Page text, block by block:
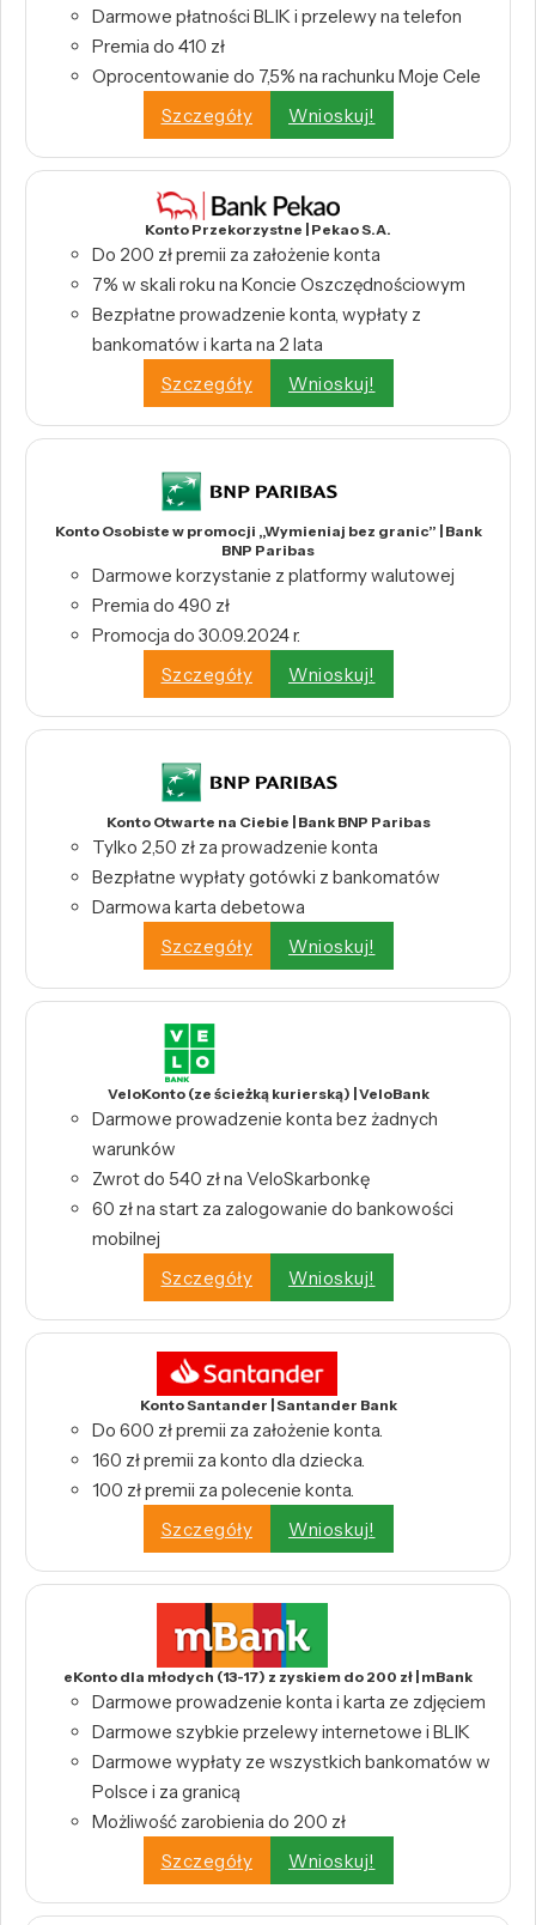
Darmowe płatności BLIK i przelewy na telefon
Premia do 410 zł
Oprocentowanie do 7,5% na rachunku Moje Cele
Szczegóły
Wnioskuj!
Konto Przekorzystne | Pekao S.A.
Do 200 zł premii za założenie konta
7% w skali roku na Koncie Oszczędnościowym
Bezpłatne prowadzenie konta, wypłaty z
bankomatów i karta na 2 lata
Szczegóły
Wnioskuj!
Konto Osobiste w promocji „Wymieniaj bez granic” | Bank
BNP Paribas
Darmowe korzystanie z platformy walutowej
Premia do 490 zł
Promocja do 30.09.2024 r.
Szczegóły
Wnioskuj!
Konto Otwarte na Ciebie | Bank BNP Paribas
Tylko 2,50 zł za prowadzenie konta
Bezpłatne wypłaty gotówki z bankomatów
Darmowa karta debetowa
Szczegóły
Wnioskuj!
VeloKonto (ze ścieżką kurierską) | VeloBank
Darmowe prowadzenie konta bez żadnych
warunków
Zwrot do 540 zł na VeloSkarbonkę
60 zł na start za zalogowanie do bankowości
mobilnej
Szczegóły
Wnioskuj!
Konto Santander | Santander Bank
Do 600 zł premii za założenie konta.
160 zł premii za konto dla dziecka.
100 zł premii za polecenie konta.
Szczegóły
Wnioskuj!
eKonto dla młodych (13-17) z zyskiem do 200 zł | mBank
Darmowe prowadzenie konta i karta ze zdjęciem
Darmowe szybkie przelewy internetowe i BLIK
Darmowe wypłaty ze wszystkich bankomatów w
Polsce i za granicą
Możliwość zarobienia do 200 zł
Szczegóły
Wnioskuj!